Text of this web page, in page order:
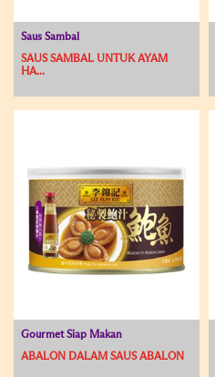
Saus Sambal
SAUS SAMBAL UNTUK AYAM
HA...
Gourmet Siap Makan
ABALON DALAM SAUS ABALON